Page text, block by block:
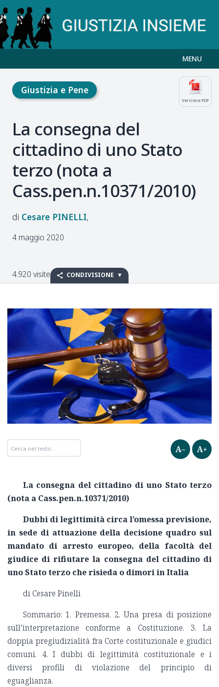
MENU
Versione PDF
Giustizia e Pene
La consegna del
cittadino di uno Stato
terzo (nota a
Cass.pen.n.10371/2010)
Cesare PINELLI
4 maggio 2020
4.920 visite CONDIVISIONE
A– A+
La consegna del cittadino di uno Stato terzo
(nota a Cass.pen.n.10371/2010)
Dubbi di legittimità circa l’omessa previsione,
in sede di attuazione della decisione quadro sul
mandato di arresto europeo, della facoltà del
giudice di rifiutare la consegna del cittadino di
uno Stato terzo che risieda o dimori in Italia
di Cesare Pinelli
Sommario: 1. Premessa. 2. Una presa di posizione
sull’interpretazione conforme a Costituzione. 3. La
doppia pregiudizialità fra Corte costituzionale e giudici
comuni. 4. I dubbi di legittimità costituzionale e i
diversi profili di violazione del principio di
eguaglianza.